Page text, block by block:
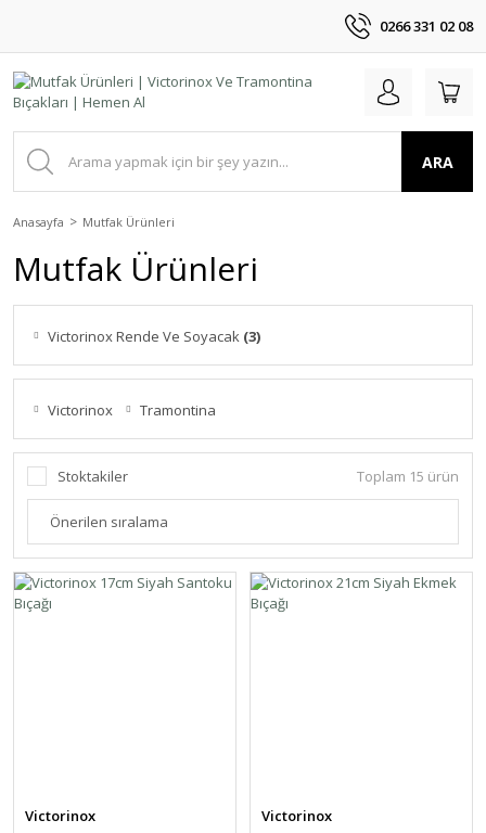
0266 331 02 08
ARA
Anasayfa Mutfak Ürünleri
Mutfak Ürünleri
Victorinox Rende Ve Soyacak (3)
Victorinox Tramontina
Stoktakiler Toplam 15 ürün
Victorinox
Victorinox